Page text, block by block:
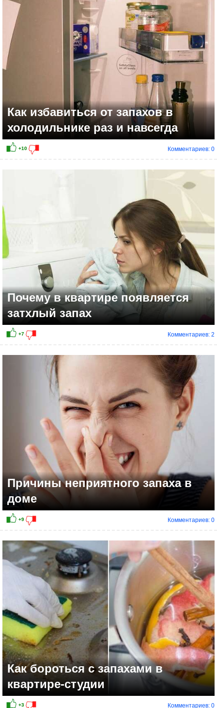
+5
Как избавиться от запахов в
холодильнике раз и навсегда
Комментариев: 0
Почему в квартире появляется
затхлый запах
Комментариев: 2
Причины неприятного запаха в
доме
Комментариев: 0
Как бороться с запахами в
квартире-студии
Комментариев: 0